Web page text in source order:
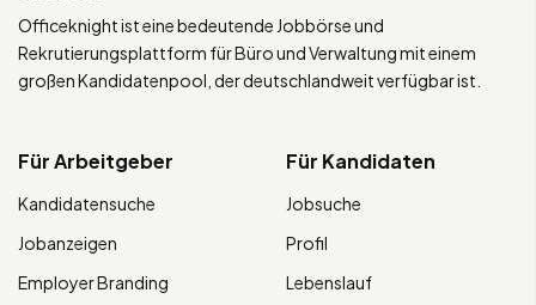
Officeknight ist eine bedeutende Jobbörse und
Rekrutierungsplattform für Büro und Verwaltung mit einem
großen Kandidatenpool, der deutschlandweit verfügbar ist.
Für Arbeitgeber
Kandidatensuche
Jobanzeigen
Employer Branding
Für Kandidaten
Jobsuche
Profil
Lebenslauf